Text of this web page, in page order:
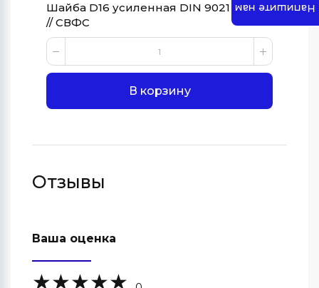
Шайба D16 усиленная DIN 9021, цинк
// СВФС
В корзину
Отзывы
Ваша оценка
Напишите нам